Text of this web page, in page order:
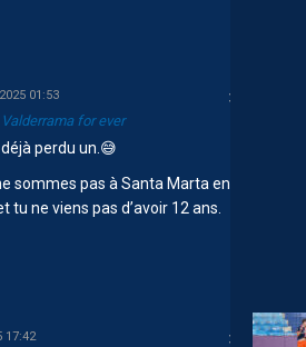
01:53
Valderrama for ever
perdu un.😅
sommes pas à Santa Marta en
tu ne viens pas d’avoir 12 ans.
17:42